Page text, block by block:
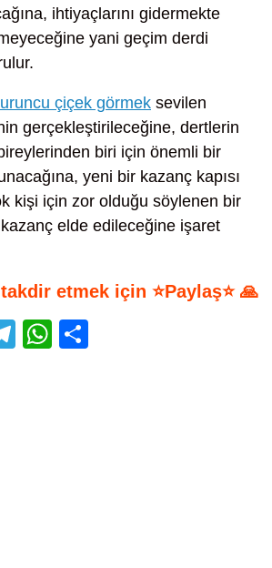
ihtiyaçlarını gidermekte
yani geçim derdi
çiçek görmek sevilen
gerçekleştirileceğine, dertlerin
biri için önemli bir
yeni bir kazanç kapısı
kişi için zor olduğu söylenen bir
elde edileceğine işaret
etmek için ⭐Paylaş⭐ 🙏
T
W